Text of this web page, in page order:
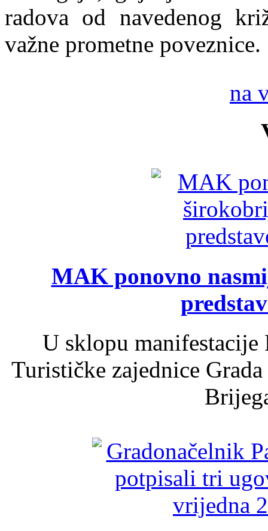
radova od navedenog
važne prometne poveznice.
na
MAK ponovno
U sklopu
Turističke zajednice